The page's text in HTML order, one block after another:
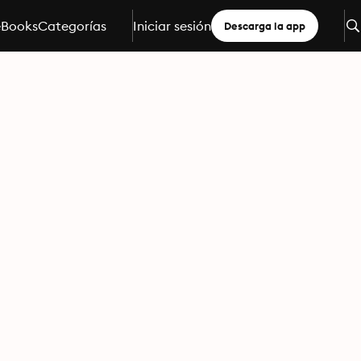
Categorías Iniciar sesión Descarga la app